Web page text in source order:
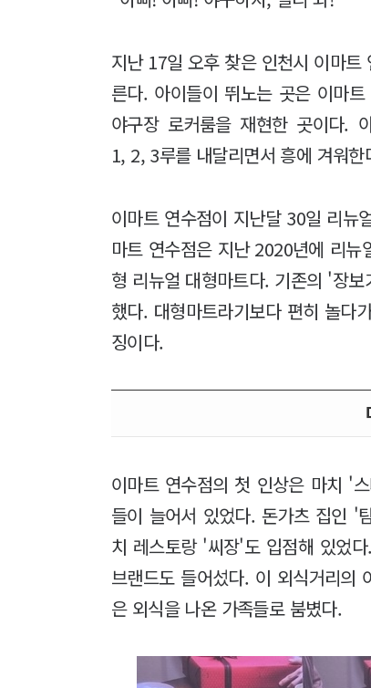
지난 17일 오후 찾은 인천시 이마
른다. 아이들이 뛰노는 곳은 이마
야구장 로커룸을 재현한 곳이다.
1, 2, 3루를 내달리면서 흥에 겨워
이마트 연수점이 지난달 30일 리뉴
마트 연수점은 지난 2020년에 리
형 리뉴얼 대형마트다. 기존의 '장
했다. 대형마트라기보다 편히 놀다
징이다.
이마트 연수점의 첫 인상은 마치 '
들이 늘어서 있었다. 돈가츠 집인
치 레스토랑 '씨장'도 입점해 있었
브랜드도 들어섰다. 이 외식거리의
은 외식을 나온 가족들로 붐볐다.